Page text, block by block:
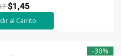
$1,45
al Carrito
-30%